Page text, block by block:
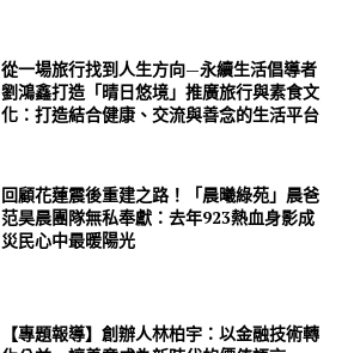
從一場旅行找到人生方向—永續生活倡導者
劉鴻鑫打造「晴日悠境」推廣旅行與素食文
化：打造結合健康、交流與善念的生活平台
回顧花蓮震後重建之路！「晨曦綠苑」晨爸
范昊晨團隊無私奉獻：去年923熱血身影成
災民心中最暖陽光
【專題報導】創辦人林柏宇：以金融技術轉